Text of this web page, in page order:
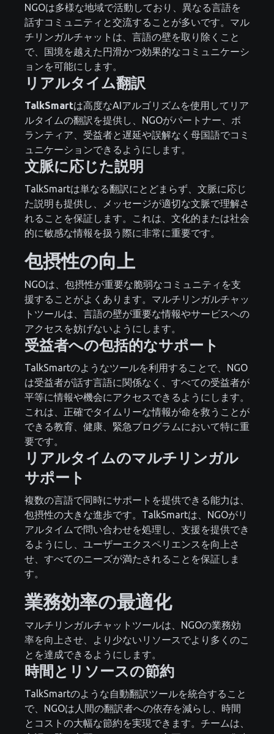
NGOは多様な地域で活動しており、異なる言語を
話すコミュニティと交流することが多いです。マル
チリンガルチャットは、言語の壁を取り除くこと
で、国境を越えた円滑かつ効果的なコミュニケーシ
ョンを可能にします。
リアルタイム翻訳
TalkSmartは高度なAIアルゴリズムを使用してリア
ルタイムの翻訳を提供し、NGOがパートナー、ボ
ランティア、受益者と遅延や誤解なく母国語でコミ
ュニケーションできるようにします。
文脈に応じた説明
TalkSmartは単なる翻訳にとどまらず、文脈に応じ
た説明も提供し、メッセージが適切な文脈で理解さ
れることを保証します。これは、文化的または社会
的に敏感な情報を扱う際に非常に重要です。
包摂性の向上
NGOは、包摂性が重要な脆弱なコミュニティを支
援することがよくあります。マルチリンガルチャッ
トツールは、言語の壁が重要な情報やサービスへの
アクセスを妨げないようにします。
受益者への包括的なサポート
TalkSmartのようなツールを利用することで、NGO
は受益者が話す言語に関係なく、すべての受益者が
平等に情報や機会にアクセスできるようにします。
これは、正確でタイムリーな情報が命を救うことが
できる教育、健康、緊急プログラムにおいて特に重
要です。
リアルタイムのマルチリンガル
サポート
複数の言語で同時にサポートを提供できる能力は、
包摂性の大きな進歩です。TalkSmartは、NGOがリ
アルタイムで問い合わせを処理し、支援を提供でき
るようにし、ユーザーエクスペリエンスを向上さ
せ、すべてのニーズが満たされることを保証しま
す。
業務効率の最適化
マルチリンガルチャットツールは、NGOの業務効
率を向上させ、より少ないリソースでより多くのこ
とを達成できるようにします。
時間とリソースの節約
TalkSmartのような自動翻訳ツールを統合すること
で、NGOは人間の翻訳者への依存を減らし、時間
とコストの大幅な節約を実現できます。チームは、